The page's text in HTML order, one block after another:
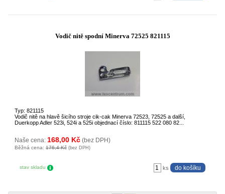
Vodič nitě spodní Minerva 72525 821115
Typ: 821115
Vodič nitě na hlavě šicího stroje cik-cak Minerva 72523, 72525 a další,
Duerkopp Adler 523i, 524i a 525i objednací číslo: 811115 522 080 82...
Naše cena: 168,00 Kč (bez DPH)
Běžná cena: 176,4 Kč (bez DPH)
stav skladu ks